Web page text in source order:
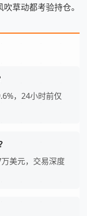
草动都考验持仓。
，24小时前仅
美元，交易深度